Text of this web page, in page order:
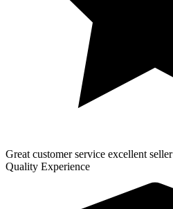
Great customer service excellent seller
Quality Experience